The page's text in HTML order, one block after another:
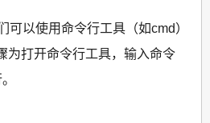
可以使用命令行工具（如cmd）
为打开命令行工具，输入命令